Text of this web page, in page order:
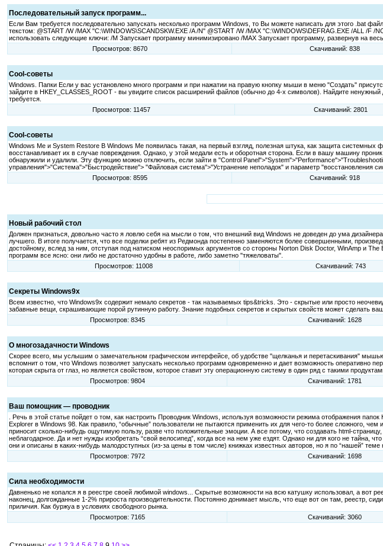
Последовательный запуск программ...
Если Вам требуется последовательно запускать несколько программ Windows, то Вы можете написать для этого .bat
текстом: @START /W /MAX "C:\WINDOWS\SCANDSKW.EXE /A /N" @START /W /MAX "C:\WINDOWS\DEFRAG.EXE /ALL /F
использовать следующие ключи: /M Запускает программу минимизировано /MAX Запускает программу, развернув на
Просмотров: 8670
Скачиваний: 838
Cool-советы
Windows. Папки Если у вас установлено много программ и при нажатии на правую кнопку мыши в меню "Создать"
зайдите в HKEY_CLASSES_ROOT - вы увидите список расширений файлов (обычно до 4-х символов). Найдите
требуется.
Просмотров: 11457
Скачиваний: 2801
Cool-советы
Windows Me и System Restore В Windows Me появилась такая, на первый взгляд, полезная штука, как защита
восстанавливает их в случае повреждения. Однако, у этой медали есть и оборотная сторона. Если в вашу машину
обнаружили и удалили. Эту функцию можно отключить, если зайти в "Control
управления">"Система">"Быстродействие"> "Файловая система">"Устранение неполадок" и параметр "восстановления
Просмотров: 8595
Скачиваний: 918
Новый рабочий стол
Должен признаться, довольно часто я ловлю себя на мысли о том, что внешний вид Windows не доведен до ума
лучшего. В итоге получается, что все поделки ребят из Редмонда постепенно заменяются более совершенными,
достойному, вслед за ним, отступая под натиском неоспоримых аргументов со стороны Norton Disk Doctor, WinAmp и
программ все ясно: они либо не достаточно удобны в работе, либо заметно "тяжеловаты".
Просмотров: 11008
Скачиваний: 743
Секреты Windows9x
Всем известно, что Windows9x содержит немало секретов - так называемых tips&tricks. Это - скрытые или просто
забавные вещи, скрашивающие порой рутинную работу. Знание подобных секретов и скрытых свойств может сделать
Просмотров: 8345
Скачиваний: 1628
О многозадачности Windows
Скорее всего, мы услышим о замечательном графическом интерфейсе, об удобстве "щелканья и перетаскивания"
вспомнит о том, что Windows позволяет запускать несколько программ одновременно и дает возможность оперативно
которая скрыта от глаз, но является свойством, которое ставит эту операционную систему в один ряд с такими
Просмотров: 9804
Скачиваний: 1781
Ваш помощник — проводник
. Речь в этой статье пойдет о том, как настроить Проводник Windows, используя возможности режима отображения
Explorer в Windows 98. Как правило, “обычные” пользователи не пытаются применить их для чего-то более сложного,
приносит сколько-нибудь ощутимую пользу, разве что положительные эмоции. А все потому, что создавать html-
неблагодарное. Да и нет нужды изобретать “свой велосипед”, когда все на нем уже ездят. Однако ни для кого не тайна,
они и описаны в каких-нибудь малодоступных (из-за цены в том числе) книжках известных авторов, но я по “нашей” теме
Просмотров: 7972
Скачиваний: 1698
Сила необходимости
Давненько не копался я в реестре своей любимой windows... Скрытые возможности на всю катушку использовал, а вот
наконец, долгожданные 1-2% прироста производительности. Постоянно донимает мысль, что еще вот он там, реестр,
приличия. Как буржуа в условиях свободного рынка.
Просмотров: 7165
Скачиваний: 3060